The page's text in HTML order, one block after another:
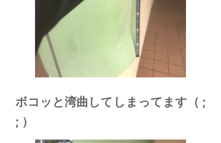
ボコッと湾曲してしまってます（ ;
; ）